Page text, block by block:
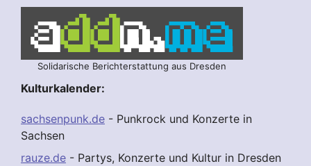
Solidarische Berichterstattung aus Dresden
Kulturkalender:
sachsenpunk.de - Punkrock und Konzerte in
Sachsen
rauze.de - Partys, Konzerte und Kultur in Dresden